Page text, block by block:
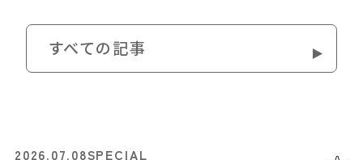
おでかけ TRIP
あちこち編集コラム
すべての記事
2026.07.08SPECIAL
2026.07.08SPECIAL
2026.06.05GOURMET
2025.08.03EVENT
2026.06.08TRIP